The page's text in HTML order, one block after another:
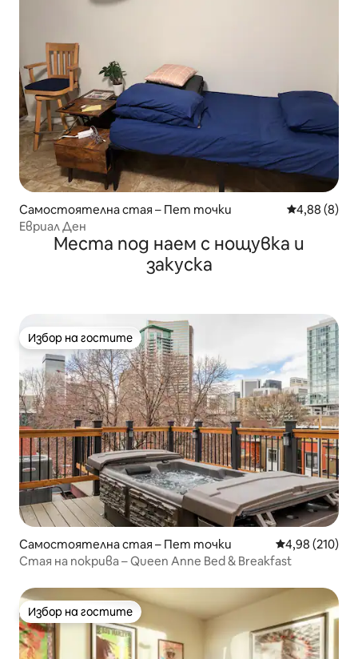
Самостоятелна стая – Пет точки Средна
4,88 (8)
Евриал Ден
Места под наем с нощувка и
закуска
Избор на гостите
Избор на гостите
Самостоятелна стая – Пет точки Средна
4,98 (210)
Стая на покрива – Queen Anne Bed & Breakfast
Избор на гостите
Избор на гостите